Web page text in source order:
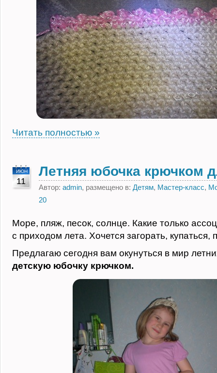
Читать полностью »
ИЮН
11
Летняя юбочка крючком
Автор: admin, размещено в: Детям, Мастер-класс,
20
Море, пляж, песок, солнце. Какие только
с приходом лета. Хочется загорать, купаться,
Предлагаю сегодня вам окунуться в мир
детскую юбочку крючком.